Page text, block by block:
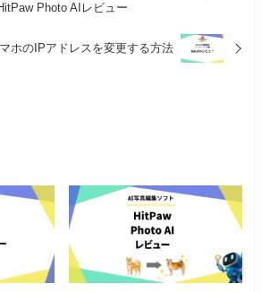
Photo AIレビュー
マホのIPアドレスを変更する方法